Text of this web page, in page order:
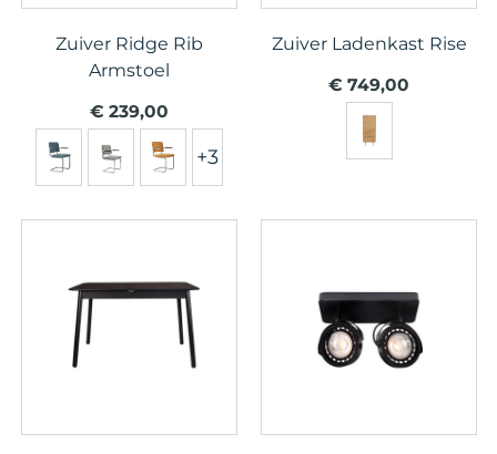
Zuiver Ridge Rib
Armstoel
€ 239,00
+3
Zuiver Ladenkast Rise
€ 749,00